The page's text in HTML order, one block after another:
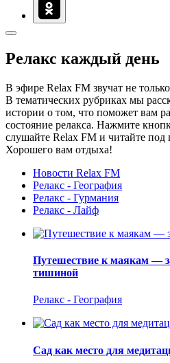
Релакс каждый день
В эфире Relax FM звучат не
В тематических рубриках мы
истории о том, что поможет вам
состояние релакса. Нажмите
слушайте Relax FM и читайте
Хорошего вам отдыха!
Новости Relax FM
Релакс - География
Релакс - Гурмания
Релакс - Лайф
Путешествие к маякам —
тишиной
Релакс - География
Сад как место для